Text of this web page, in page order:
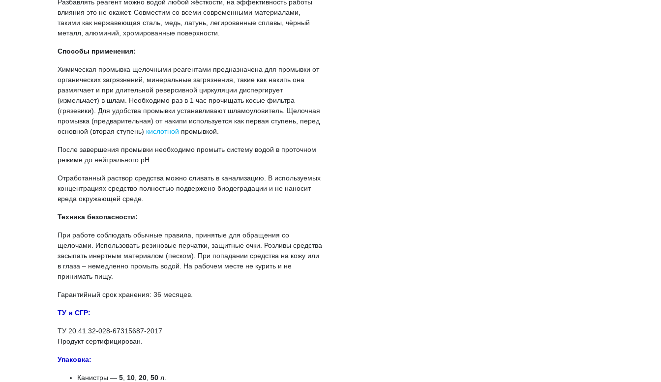
Разбавлять реагент можно водой любой жёсткости, на эффективность работы
влияния это не окажет. Совместим со всеми современными материалами,
такими как нержавеющая сталь, медь, латунь, легированные сплавы, чёрный
металл, алюминий, хромированные поверхности.
Способы применения:
Химическая промывка щелочными реагентами предназначена для промывки от
органических загрязнений, минеральные загрязнения, такие как накипь она
размягчает и при длительной реверсивной циркуляции диспергирует
(измельчает) в шлам. Необходимо раз в 1 час прочищать косые фильтра
(грязевики). Для удобства промывки устанавливают шламоуловитель. Щелочная
промывка (предварительная) от накипи используется как первая ступень, перед
основной (вторая ступень) кислотной промывкой.
После завершения промывки необходимо промыть систему водой в проточном
режиме до нейтрального рН.
Отработанный раствор средства можно сливать в канализацию. В используемых
концентрациях средство полностью подвержено биодеградации и не наносит
вреда окружающей среде.
Техника безопасности:
При работе соблюдать обычные правила, принятые для обращения со
щелочами. Использовать резиновые перчатки, защитные очки. Розливы средства
засыпать инертным материалом (песком). При попадании средства на кожу или
в глаза – немедленно промыть водой. На рабочем месте не курить и не
принимать пищу.
Гарантийный срок хранения: 36 месяцев.
ТУ и СГР:
ТУ 20.41.32-028-67315687-2017
Продукт сертифицирован.
Упаковка:
Канистры — 5 10 20 50 л.